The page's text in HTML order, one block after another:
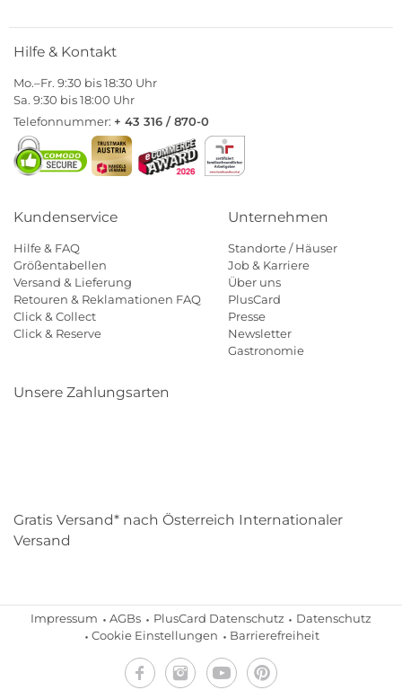
Hilfe & Kontakt
Mo.–Fr. 9:30 bis 18:30 Uhr
Sa. 9:30 bis 18:00 Uhr
Telefonnummer: + 43 316 / 870-0
Kundenservice
Hilfe & FAQ
Größentabellen
Versand & Lieferung
Retouren & Reklamationen FAQ
Click & Collect
Click & Reserve
Unternehmen
Standorte / Häuser
Job & Karriere
Über uns
PlusCard
Presse
Newsletter
Gastronomie
Unsere Zahlungsarten
Gratis Versand* nach Österreich Internationaler
Versand
Impressum AGBs PlusCard Datenschutz
Datenschutz
Cookie Einstellungen
Barrierefreiheit